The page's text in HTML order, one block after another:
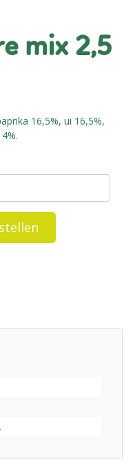
16,5%, ui 16,5%,